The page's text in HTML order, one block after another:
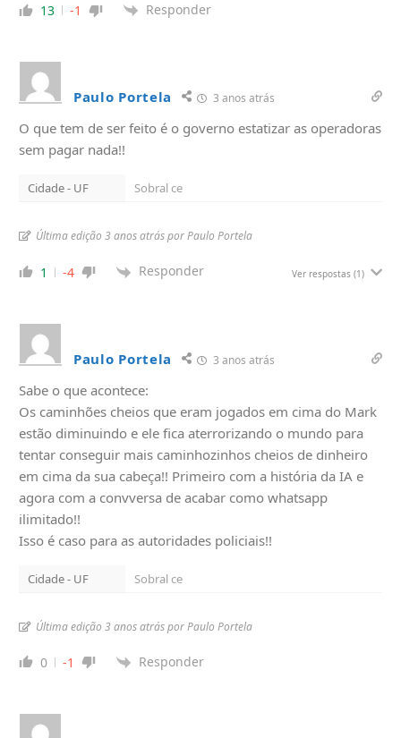
13 -1 Responder
Paulo Portela 3 anos atrás
O que tem de ser feito é o governo estatizar as operadoras
sem pagar nada!!
Cidade - UF Sobral ce
Última edição 3 anos atrás por Paulo Portela
1 -4 Responder Ver respostas (1)
Paulo Portela 3 anos atrás
Sabe o que acontece:
Os caminhões cheios que eram jogados em cima do Mark
estão diminuindo e ele fica aterrorizando o mundo para
tentar conseguir mais caminhozinhos cheios de dinheiro
em cima da sua cabeça!! Primeiro com a história da IA e
agora com a convversa de acabar como whatsapp
ilimitado!!
Isso é caso para as autoridades policiais!!
Cidade - UF Sobral ce
Última edição 3 anos atrás por Paulo Portela
0 -1 Responder